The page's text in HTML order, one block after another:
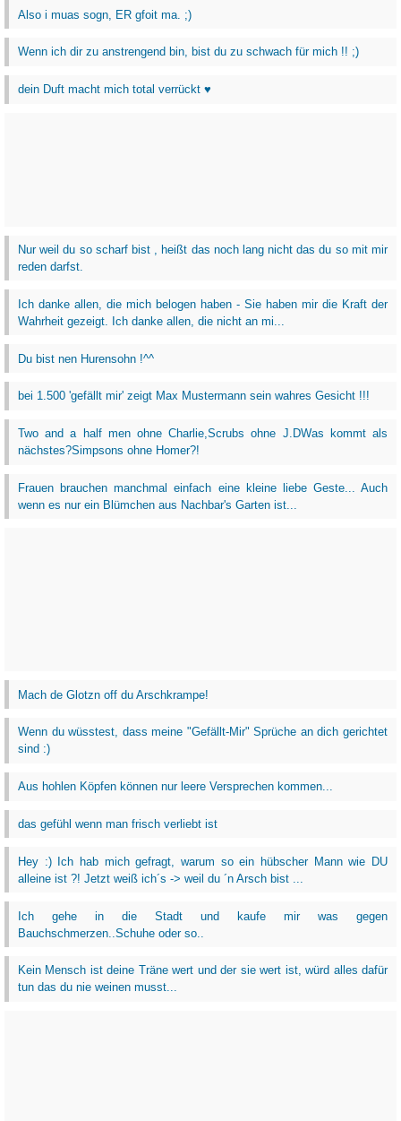
Also i muas sogn, ER gfoit ma. ;)
Wenn ich dir zu anstrengend bin, bist du zu schwach für mich !! ;)
dein Duft macht mich total verrückt ♥
Nur weil du so scharf bist , heißt das noch lang nicht das du so mit mir
reden darfst.
Ich danke allen, die mich belogen haben - Sie haben mir die Kraft der
Wahrheit gezeigt. Ich danke allen, die nicht an mi...
Du bist nen Hurensohn !^^
bei 1.500 'gefällt mir' zeigt Max Mustermann sein wahres Gesicht !!!
Two and a half men ohne Charlie,Scrubs ohne J.DWas kommt als
nächstes?Simpsons ohne Homer?!
Frauen brauchen manchmal einfach eine kleine liebe Geste... Auch
wenn es nur ein Blümchen aus Nachbar's Garten ist...
Mach de Glotzn off du Arschkrampe!
Wenn du wüsstest, dass meine "Gefällt-Mir" Sprüche an dich gerichtet
sind :)
Aus hohlen Köpfen können nur leere Versprechen kommen...
das gefühl wenn man frisch verliebt ist
Hey :) Ich hab mich gefragt, warum so ein hübscher Mann wie DU
alleine ist ?! Jetzt weiß ich´s -> weil du ´n Arsch bist ...
Ich gehe in die Stadt und kaufe mir was gegen
Bauchschmerzen..Schuhe oder so..
Kein Mensch ist deine Träne wert und der sie wert ist, würd alles dafür
tun das du nie weinen musst...